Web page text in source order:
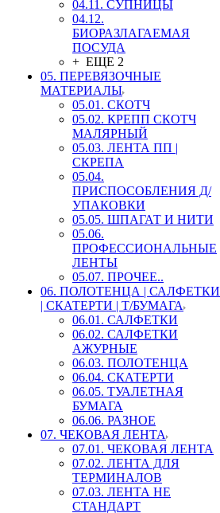
04.11. СУПНИЦЫ
04.12.
БИОРАЗЛАГАЕМАЯ
ПОСУДА
+ ЕЩЕ 2
05. ПЕРЕВЯЗОЧНЫЕ
МАТЕРИАЛЫ
05.01. СКОТЧ
05.02. КРЕПП СКОТЧ
МАЛЯРНЫЙ
05.03. ЛЕНТА ПП |
СКРЕПА
05.04.
ПРИСПОСОБЛЕНИЯ Д/
УПАКОВКИ
05.05. ШПАГАТ И НИТИ
05.06.
ПРОФЕССИОНАЛЬНЫЕ
ЛЕНТЫ
05.07. ПРОЧЕЕ..
06. ПОЛОТЕНЦА | САЛФЕТКИ
| СКАТЕРТИ | Т/БУМАГА
06.01. САЛФЕТКИ
06.02. САЛФЕТКИ
АЖУРНЫЕ
06.03. ПОЛОТЕНЦА
06.04. СКАТЕРТИ
06.05. ТУАЛЕТНАЯ
БУМАГА
06.06. РАЗНОЕ
07. ЧЕКОВАЯ ЛЕНТА
07.01. ЧЕКОВАЯ ЛЕНТА
07.02. ЛЕНТА ДЛЯ
ТЕРМИНАЛОВ
07.03. ЛЕНТА НЕ
СТАНДАРТ